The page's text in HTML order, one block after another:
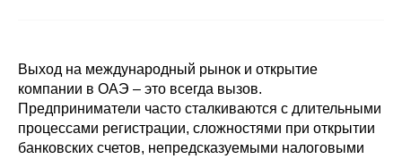
Выход на международный рынок и открытие
компании в ОАЭ – это всегда вызов.
Предприниматели часто сталкиваются с длительными
процессами регистрации, сложностями при открытии
банковских счетов, непредсказуемыми налоговыми